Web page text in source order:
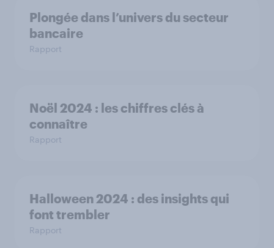
Plongée dans l’univers du secteur
bancaire
Rapport
Noël 2024 : les chiffres clés à
connaître
Rapport
Halloween 2024 : des insights qui
font trembler
Rapport